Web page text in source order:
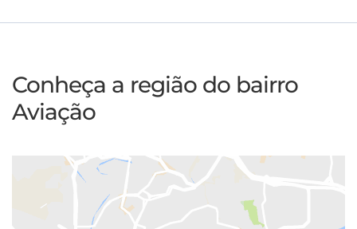
Conheça a região do bairro
Aviação